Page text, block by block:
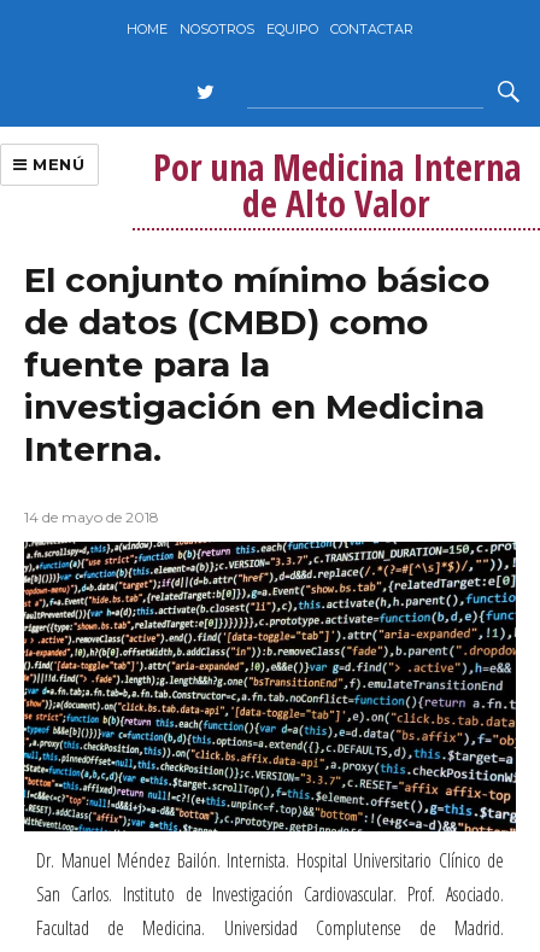
HOME NOSOTROS EQUIPO CONTACTAR
Por una Medicina Interna
de Alto Valor
MENÚ
El conjunto mínimo básico
de datos (CMBD) como
fuente para la
investigación en Medicina
Interna.
14 de mayo de 2018
Dr. Manuel Méndez Bailón. Internista. Hospital Universitario Clínico de
San Carlos. Instituto de Investigación Cardiovascular. Prof. Asociado.
Facultad de Medicina. Universidad Complutense de Madrid.